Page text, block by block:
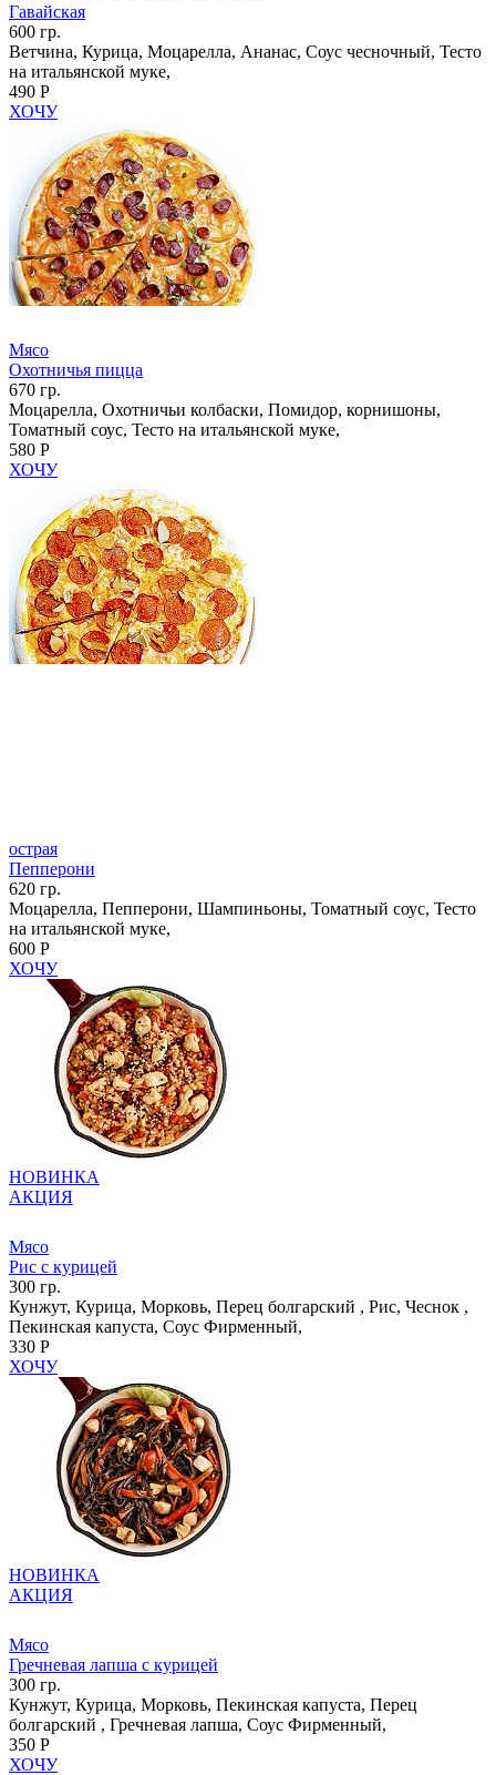
Гавайская
600 гр.
Ветчина, Курица, Моцарелла, Ананас, Соус чесночный, Тесто
на итальянской муке,
490 Р
ХОЧУ
Мясо
Охотничья пицца
670 гр.
Моцарелла, Охотничьи колбаски, Помидор, корнишоны,
Томатный соус, Тесто на итальянской муке,
580 Р
ХОЧУ
острая
Пепперони
620 гр.
Моцарелла, Пепперони, Шампиньоны, Томатный соус, Тесто
на итальянской муке,
600 Р
ХОЧУ
НОВИНКА
АКЦИЯ
Мясо
Рис с курицей
300 гр.
Кунжут, Курица, Морковь, Перец болгарский , Рис, Чеснок ,
Пекинская капуста, Соус Фирменный,
330 Р
ХОЧУ
НОВИНКА
АКЦИЯ
Мясо
Гречневая лапша с курицей
300 гр.
Кунжут, Курица, Морковь, Пекинская капуста, Перец
болгарский , Гречневая лапша, Соус Фирменный,
350 Р
ХОЧУ